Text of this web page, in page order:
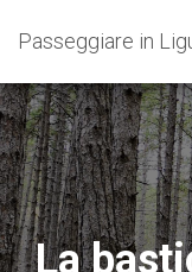
Passeggiare in
La